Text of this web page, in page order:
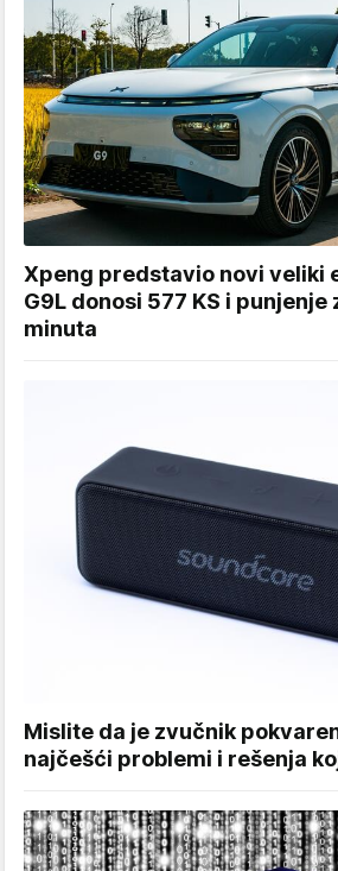
Xpeng predstavio novi veliki
G9L donosi 577 KS i punjenje
minuta
Mislite da je zvučnik
najčešći problemi i rešenja